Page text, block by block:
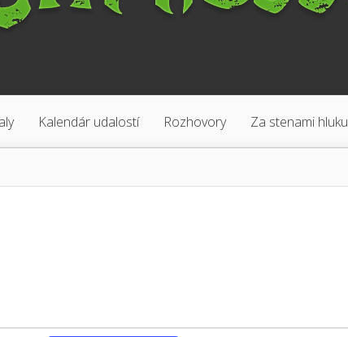
Kalendár udalostí Rozhovory Za stenami hluku